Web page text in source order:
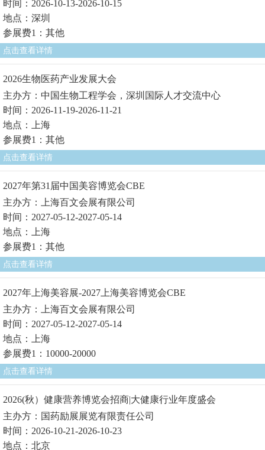
时间：2026-10-13-2026-10-15
地点：深圳
参展费1：其他
点击查看详情
2026生物医药产业发展大会
主办方：中国生物工程学会，深圳国际人才交流中心
时间：2026-11-19-2026-11-21
地点：上海
参展费1：其他
点击查看详情
2027年第31届中国美容博览会CBE
主办方：上海百文会展有限公司
时间：2027-05-12-2027-05-14
地点：上海
参展费1：其他
点击查看详情
2027年上海美容展-2027上海美容博览会CBE
主办方：上海百文会展有限公司
时间：2027-05-12-2027-05-14
地点：上海
参展费1：10000-20000
点击查看详情
2026(秋）健康营养博览会招商|大健康行业年度盛会
主办方：国药励展展览有限责任公司
时间：2026-10-21-2026-10-23
地点：北京